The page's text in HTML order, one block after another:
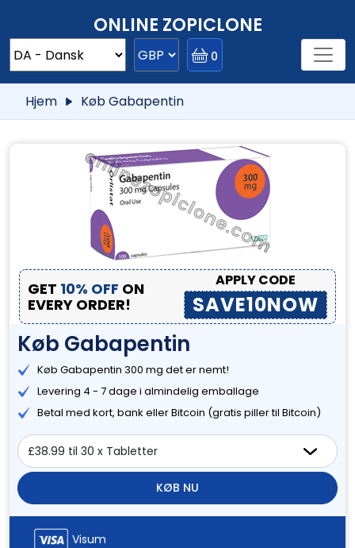
ONLINE ZOPICLONE
0
Hjem Køb Gabapentin
GET 10% OFF ON
EVERY ORDER!
APPLY CODE
SAVE10NOW
Køb Gabapentin
Køb Gabapentin 300 mg det er nemt!
Levering 4 - 7 dage i almindelig emballage
Betal med kort, bank eller Bitcoin (gratis piller til Bitcoin)
KØB NU
Visum